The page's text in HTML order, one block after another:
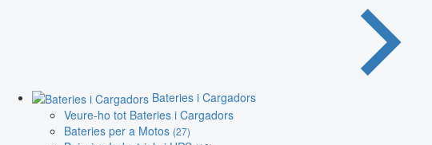
Bateries i Cargadors
Veure-ho tot Bateries i Cargadors
Bateries per a Motos (27)